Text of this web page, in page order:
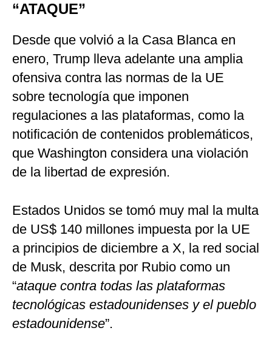
“ATAQUE”
Desde que volvió a la Casa Blanca en
enero, Trump lleva adelante una amplia
ofensiva contra las normas de la UE
sobre tecnología que imponen
regulaciones a las plataformas, como la
notificación de contenidos problemáticos,
que Washington considera una violación
de la libertad de expresión.
Estados Unidos se tomó muy mal la multa
de US$ 140 millones impuesta por la UE
a principios de diciembre a X, la red social
de Musk, descrita por Rubio como un
“ataque contra todas las plataformas
tecnológicas estadounidenses y el pueblo
estadounidense”.